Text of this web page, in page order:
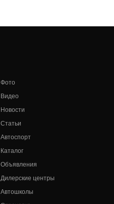
Фото
Видео
Новости
Статьи
Автоспорт
Каталог
Объявления
Дилерские центры
Автошколы